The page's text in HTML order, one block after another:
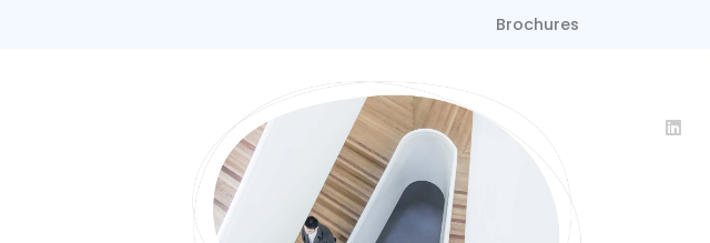
Brochures